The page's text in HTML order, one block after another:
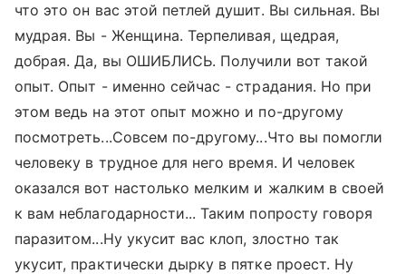
что это он вас этой петлей душит. Вы сильная. Вы
мудрая. Вы - Женщина. Терпеливая, щедрая,
добрая. Да, вы ОШИБЛИСЬ. Получили вот такой
опыт. Опыт - именно сейчас - страдания. Но при
этом ведь на этот опыт можно и по-другому
посмотреть...Совсем по-другому...Что вы помогли
человеку в трудное для него время. И человек
оказался вот настолько мелким и жалким в своей
к вам неблагодарности... Таким попросту говоря
паразитом...Ну укусит вас клоп, злостно так
укусит, практически дырку в пятке проест. Ну